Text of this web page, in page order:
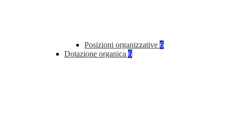
Posizioni organizzative 6
Dotazione organica 6